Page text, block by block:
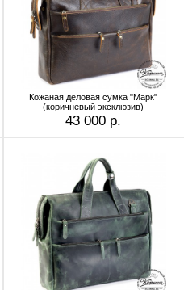
Кожаная деловая сумка "Марк"
(коричневый эксклюзив)
43 000 р.